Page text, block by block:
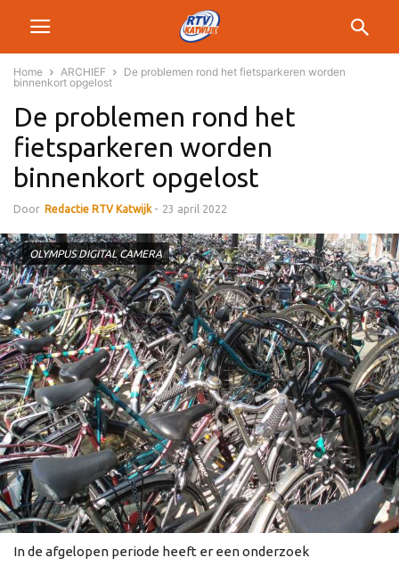
Home ARCHIEF
De problemen rond het fietsparkeren worden
binnenkort opgelost
De problemen rond het
fietsparkeren worden
binnenkort opgelost
Door Redactie RTV Katwijk - 23 april 2022
OLYMPUS DIGITAL CAMERA
In de afgelopen periode heeft er een onderzoek